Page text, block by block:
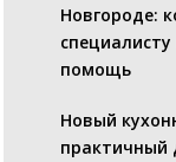
Новгороде:
помощь
Новый
практичный